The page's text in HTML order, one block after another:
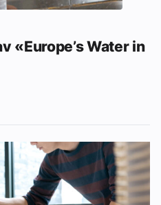
«Europe’s Water in